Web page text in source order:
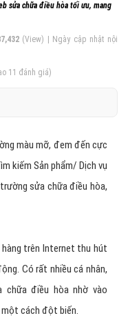
sửa chữa điều hòa tối ưu, mang
(View) | Ngày cập nhật nội
11 đánh giá)
màu mỡ, đem đến cực
kiếm Sản phẩm/ Dịch vụ
sửa chữa điều hòa,
trên Internet thu hút
Có rất nhiều cá nhân,
chữa điều hòa nhờ vào
một cách đột biến.